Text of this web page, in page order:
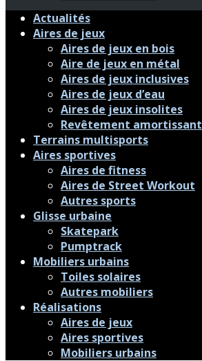
Actualités
Aires de jeux
Aires de jeux en bois
Aire de jeux en métal
Aires de jeux inclusives
Aires de jeux d’eau
Aires de jeux insolites
Revêtement amortissant
Terrains multisports
Aires sportives
Aires de fitness
Aires de Street Workout
Autres sports
Glisse urbaine
Skatepark
Pumptrack
Mobiliers urbains
Toiles solaires
Autres mobiliers
Réalisations
Aires de jeux
Aires sportives
Mobiliers urbains